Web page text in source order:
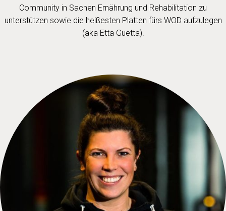
Community in Sachen Ernährung und Rehabilitation zu
unterstützen sowie die heißesten Platten fürs WOD aufzulegen
(aka Etta Guetta).